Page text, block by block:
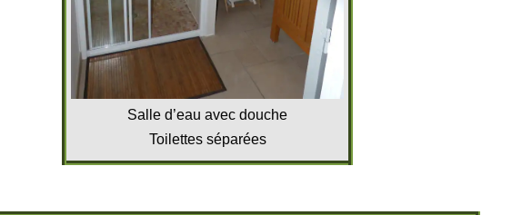
Salle d’eau avec douche
Toilettes séparées